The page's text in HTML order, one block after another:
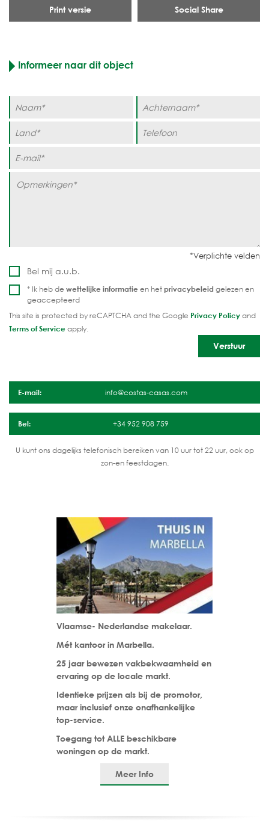
Print versie Social Share
Informeer naar dit object
Bel mij a.u.b.
* Ik heb de wettelijke informatie en hetprivacybeleid gelezen en
geaccepteerd
This site is protected by reCAPTCHA and the Google Privacy Policyand
Terms of Serviceapply.
E-mail: info@costas-casas.com
Bel: +34 952 908 759
U kunt ons dagelijks telefonisch bereiken van 10 uur tot 22 uur, ook op
zon-en feestdagen.
Vlaamse- Nederlandse makelaar.
Mét kantoor in Marbella.
25 jaar bewezen vakbekwaamheid en
ervaring op de locale markt.
Identieke prijzen als bij de promotor,
maar inclusief onze onafhankelijke
top-service.
Toegang tot ALLE beschikbare
woningen op de markt.
Meer Info